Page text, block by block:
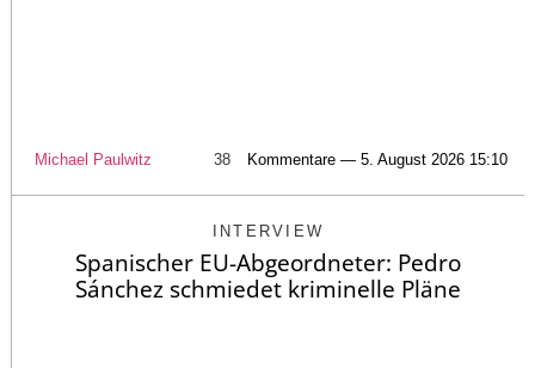
Michael Paulwitz 38 Kommentare — 5. August 2026 15:10
INTERVIEW
Spanischer EU-Abgeordneter: Pedro
Sánchez schmiedet kriminelle Pläne